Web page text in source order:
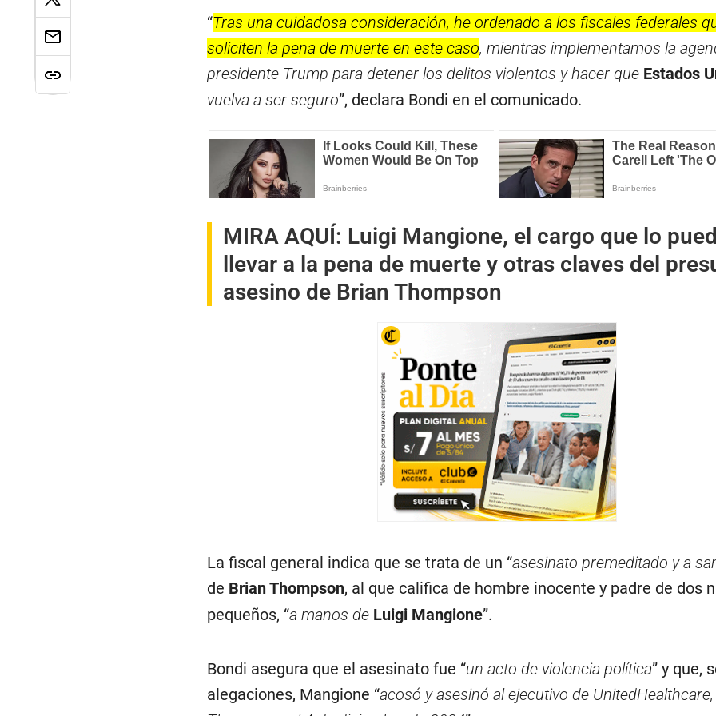
“Tras una cuidadosa consideración, he ordenado a los fiscales federales
soliciten la pena de muerte en este caso, mientras implementamos la
presidente Trump para detener los delitos violentos y hacer que Estados
vuelva a ser seguro”, declara Bondi en el comunicado.
MIRA AQUÍ: Luigi Mangione, el cargo que lo
llevar a la pena de muerte y otras claves del
asesino de Brian Thompson
La fiscal general indica que se trata de un “asesinato premeditado y a
de Brian Thompson, al que califica de hombre inocente y padre de dos
pequeños, “a manos de Luigi Mangione”.
Bondi asegura que el asesinato fue “un acto de violencia política” y que,
alegaciones, Mangione “acosó y asesinó al ejecutivo de